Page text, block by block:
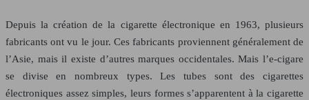
Depuis la création de la cigarette électronique en 1963, plusieurs
fabricants ont vu le jour. Ces fabricants proviennent généralement de
l’Asie, mais il existe d’autres marques occidentales. Mais l’e-cigare
se divise en nombreux types. Les tubes sont des cigarettes
électroniques assez simples, leurs formes s’apparentent à la cigarette